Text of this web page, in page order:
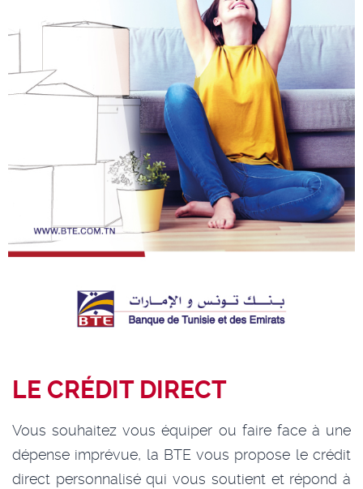
LE CRÉDIT DIRECT
Vous souhaitez vous équiper ou faire face à une
dépense imprévue, la BTE vous propose le crédit
direct personnalisé qui vous soutient et répond à